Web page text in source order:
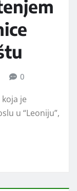
0
je
u “Leoniju”,